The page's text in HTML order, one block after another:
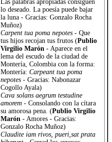
Las palabras apropiadas consiguen
lo deseado. La poesía puede bajar
la luna - Gracias: Gonzalo Rocha
Muñoz)
Carpent tua poma nepotes - Que
tus hijos recojan tus frutos (Publio
Virgilio Marón - Aparece en el
lema del escudo de la ciudad de
Montería, Colombia con la forma:
Montería: Carpeant tua poma
nepotes - Gracias: Nabonazar
Cogollo Ayala)
Cava solans aegrum testudine
amorem - Consolando con la cítara
su amorosa pena. (Publio Virgilio
Marón - Amores - Gracias:
Gonzalo Rocha Muñoz)
Claudite iam rivos, pueri,sat prata